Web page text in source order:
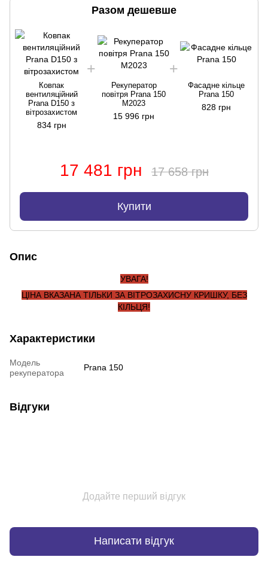
Разом дешевше
Ковпак
вентиляційний
Prana D150 з
вітрозахистом
834 грн
Рекуператор
повітря Prana 150
M2023
15 996 грн
Фасадне кільце
Prana 150
828 грн
17 481 грн 17 658 грн
Купити
Опис
УВАГА!
ЦІНА ВКАЗАНА ТІЛЬКИ ЗА ВІТРОЗАХИСНУ КРИШКУ, БЕЗ
КІЛЬЦЯ!
Характеристики
Модель
рекуператора
Prana 150
Відгуки
Додайте перший відгук
Написати відгук